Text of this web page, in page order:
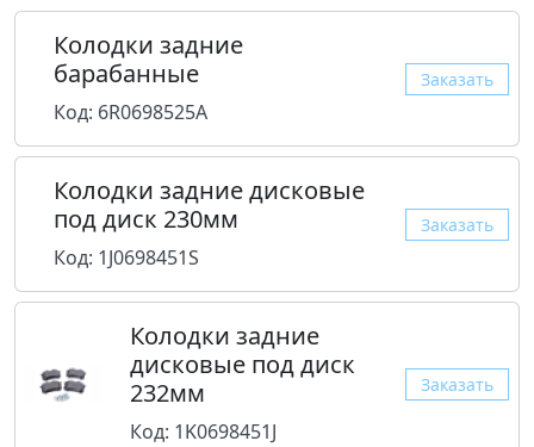
Колодки задние
барабанные
Код: 6R0698525A
Заказать
Колодки задние дисковые
под диск 230мм
Код: 1J0698451S
Заказать
Колодки задние
дисковые под диск
232мм
Код: 1K0698451J
Заказать